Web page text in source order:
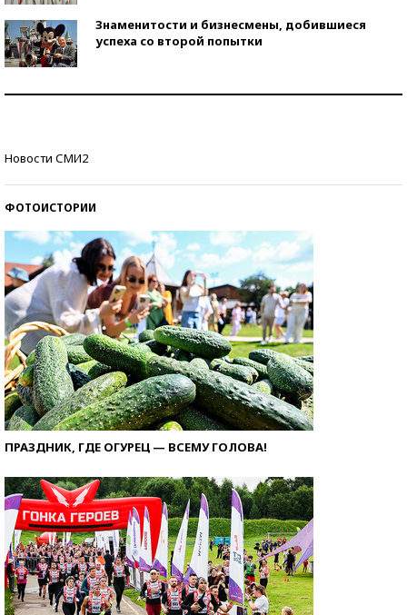
Знаменитости и бизнесмены, добившиеся
успеха со второй попытки
Новости СМИ2
ФОТОИСТОРИИ
ПРАЗДНИК, ГДЕ ОГУРЕЦ — ВСЕМУ ГОЛОВА!